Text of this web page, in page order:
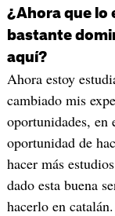
¿Ahora que lo
bastante
aquí?
Ahora estoy
cambiado mis
oportunidades, en
oportunidad de
hacer más
dado esta buena
hacerlo en catalán.